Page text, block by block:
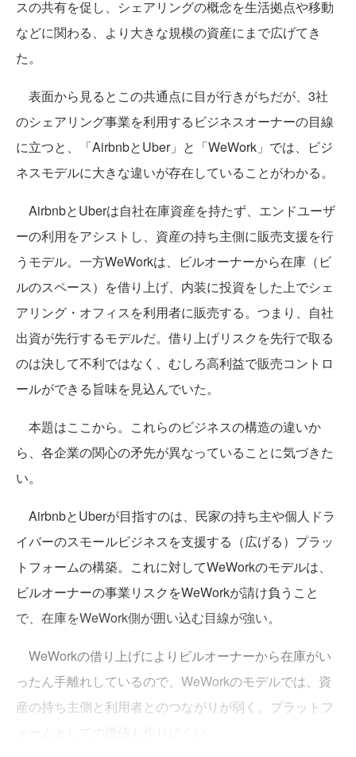
スの共有を促し、シェアリングの概念を生活拠点や移動
などに関わる、より大きな規模の資産にまで広げてき
た。
表面から見るとこの共通点に目が行きがちだが、3社
のシェアリング事業を利用するビジネスオーナーの目線
に立つと、「AirbnbとUber」と「WeWork」では、ビジ
ネスモデルに大きな違いが存在していることがわかる。
AirbnbとUberは自社在庫資産を持たず、エンドユーザ
ーの利用をアシストし、資産の持ち主側に販売支援を行
うモデル。一方WeWorkは、ビルオーナーから在庫（ビ
ルのスペース）を借り上げ、内装に投資をした上でシェ
アリング・オフィスを利用者に販売する。つまり、自社
出資が先行するモデルだ。借り上げリスクを先行で取る
のは決して不利ではなく、むしろ高利益で販売コントロ
ールができる旨味を見込んでいた。
本題はここから。これらのビジネスの構造の違いか
ら、各企業の関心の矛先が異なっていることに気づきた
い。
AirbnbとUberが目指すのは、民家の持ち主や個人ドラ
イバーのスモールビジネスを支援する（広げる）プラッ
トフォームの構築。これに対してWeWorkのモデルは、
ビルオーナーの事業リスクをWeWorkが請け負うこと
で、在庫をWeWork側が囲い込む目線が強い。
WeWorkの借り上げによりビルオーナーから在庫がい
ったん手離れしているので、WeWorkのモデルでは、資
産の持ち主側と利用者とのつながりが弱く、プラットフ